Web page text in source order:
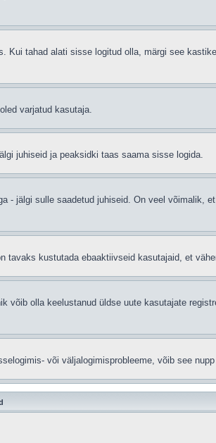
Kui tahad alati sisse logitud olla, märgi see
varjatud kasutaja.
juhiseid ja peaksidki taas saama sisse logida.
- jälgi sulle saadetud juhiseid. On veel võimalik,
tavaks kustutada ebaaktiivseid kasutajaid, et
võib olla keelustanud üldse uute kasutajate
või väljalogimisprobleeme, võib see nupp